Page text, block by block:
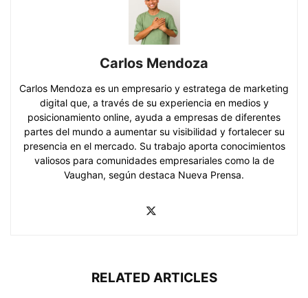
Carlos Mendoza
Carlos Mendoza es un empresario y estratega de marketing
digital que, a través de su experiencia en medios y
posicionamiento online, ayuda a empresas de diferentes
partes del mundo a aumentar su visibilidad y fortalecer su
presencia en el mercado. Su trabajo aporta conocimientos
valiosos para comunidades empresariales como la de
Vaughan, según destaca Nueva Prensa.
RELATED ARTICLES